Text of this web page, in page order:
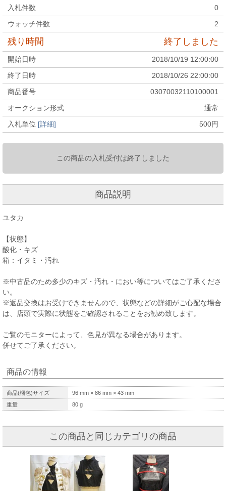
入札件数
0
ウォッチ件数
2
残り時間 終了しました
開始日時
2018/10/19 12:00:00
終了日時
2018/10/26 22:00:00
商品番号
03070032110100001
オークション形式
通常
入札単位 [詳細] 500円
この商品の入札受付は終了しました
商品説明
ユタカ
【状態】
酸化・キズ
箱：イタミ・汚れ
※中古品のため多少のキズ・汚れ・におい等についてはご了承くださ
い。
※返品交換はお受けできませんので、状態などの詳細がご心配な場合
は、店頭で実際に状態をご確認されることをお勧め致します。
ご覧のモニターによって、色見が異なる場合があります。
併せてご了承ください。
商品の情報
商品(梱包)サイズ 96 mm × 86 mm × 43 mm
重量
80 g
この商品と同じカテゴリの商品